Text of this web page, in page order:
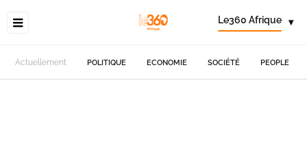
Le360 Afrique ▾
Actuellement POLITIQUE ECONOMIE SOCIÉTÉ PEOPLE